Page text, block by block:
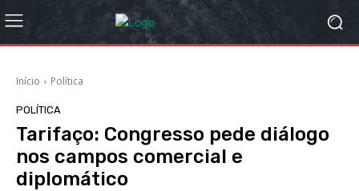
Início Política
POLÍTICA
Tarifaço: Congresso pede diálogo
nos campos comercial e
diplomático